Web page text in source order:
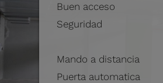
Buen acceso
Seguridad
Mando a distancia
Puerta automatica